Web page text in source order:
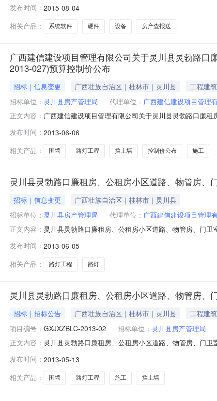
年08月04日08:00至2015年08月10日18:00报名地点广
发布时间： 2015-08-04
相关产品：
系统软件 硬件 设备 房产查报送
广西建信建设项目管理有限公司关于灵川县灵勃路
2013-027)预算控制价公布
招标｜信息变更 广西壮族自治区｜桂林市｜灵川县
工程建筑
招标单位： 灵川县房产管理局 代理单位： 广西建信建设项目管理
正文内容： 广西建信建设项目管理有限公司关于灵川县灵勃路口廉
通知规定：本工程预算控制价经灵川县审计局审核，工
发布时间： 2013-06-06
相关产品：
围墙 路灯工程 挡土墙 控制价公布 施工
灵川县灵勃路口廉租房、公租房小区道路、物管房
招标｜信息变更
广西壮族自治区｜桂林市｜灵川县
招标单位： 灵川县房产管理局 代理单位： 广西建信建设项目管理
正文内容： 灵川县灵勃路口廉租房、公租房小区道路、物管房、门
程工程量清单计价规范》（GB50500-2008)和《＜建设
发布时间： 2013-06-05
相关产品：
路灯工程 路灯
灵川县灵勃路口廉租房、公租房小区道路、物管房
招标｜招标公告 广西壮族自治区｜桂林市｜灵川县
工程建筑
项目编号： GXJXZBLC-2013-02 招标单位： 灵川县房产管理局
正文内容： 灵川县灵勃路口廉租房、公租房小区道路、物管房、门
程;1、招标条件1.1本招标项目灵川县灵勃路口廉租房、
（201
发布时间： 2013-05-13
相关产品：
围墙 路灯工程 施工 挡土墙